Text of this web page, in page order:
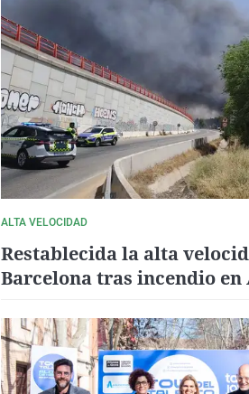
ALTA VELOCIDAD
Restablecida la alta
Barcelona tras incendio en